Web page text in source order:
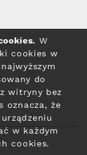
W
cookies w
do
witryny bez
oznacza, że
w każdym
cookies.